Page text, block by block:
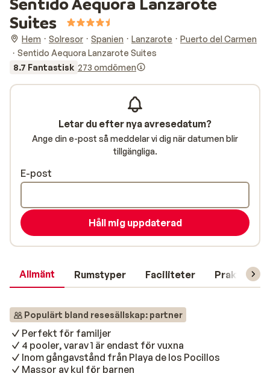
Suites
Hem Solresor Spanien Lanzarote
Puerto del Carmen
Sentido Aequora Lanzarote Suites
8.7 Fantastisk 273 omdömen
Allmänt Rumstyper Faciliteter Praktisk
Populärt bland resesällskap: partner
Perfekt för familjer
4 pooler, varav 1 är endast för vuxna
Inom gångavstånd från Playa de los Pocillos
Massor av kul för barnen
Letar du efter nya avresedatum?
Ange din e-post så meddelar vi dig när datumen blir
tillgängliga.
E-post
Håll mig uppdaterad